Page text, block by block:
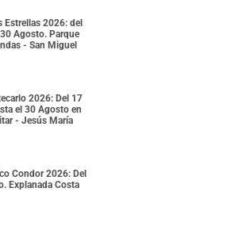
Estrellas 2026: del
Agosto. Parque
- San Miguel
2026: Del 17
el 30 Agosto en
- Jesús María
Condor 2026: Del
Explanada Costa